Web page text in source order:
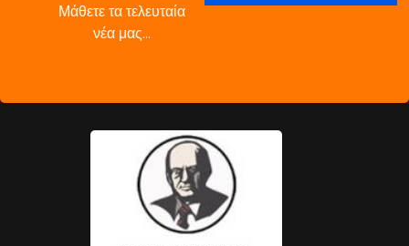
Μάθετε τα τελευταία
νέα μας…